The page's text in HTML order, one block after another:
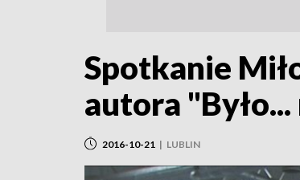
Spotkanie
autora
2016-10-21 | LUBLIN